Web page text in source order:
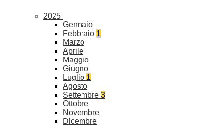
2025
Gennaio
Febbraio 1
Marzo
Aprile
Maggio
Giugno
Luglio 1
Agosto
Settembre 3
Ottobre
Novembre
Dicembre